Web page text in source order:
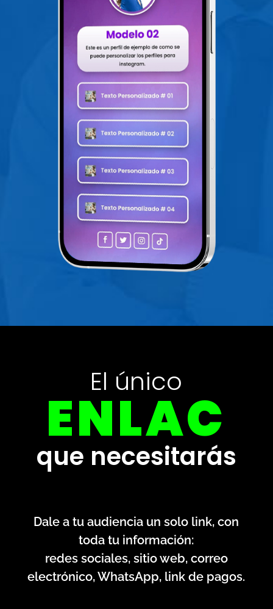
El único
ENLA
que necesitarás
Dale a tu audiencia un solo link, con
toda tu información:
redes sociales, sitio web, correo
electrónico, WhatsApp, link de pagos.